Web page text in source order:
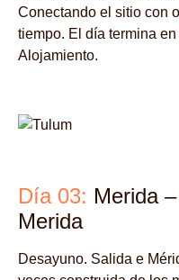
Conectando el sitio con
tiempo. El día termina
Alojamiento.
Día 03: Merida
Merida
Desayuno. Salida e